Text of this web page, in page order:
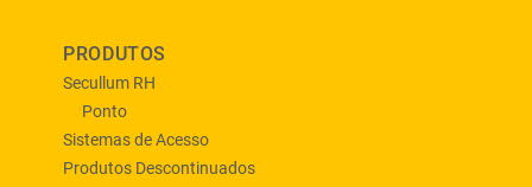
PRODUTOS
Secullum RH
Ponto
Sistemas de Acesso
Produtos Descontinuados